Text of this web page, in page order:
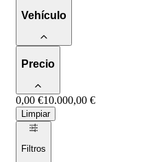
Vehículo
Precio
0,00 €10.000,00 €
Limpiar
Filtros